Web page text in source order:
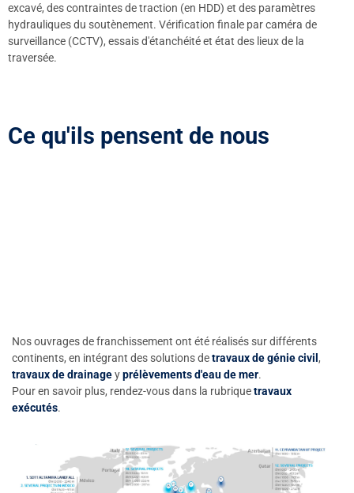
excavé, des contraintes de traction (en HDD) et des paramètres
hydrauliques du soutènement. Vérification finale par caméra de
surveillance (CCTV), essais d'étanchéité et état des lieux de la
traversée.
Ce qu'ils pensent de nous
Nos ouvrages de franchissement ont été réalisés sur différents
continents, en intégrant des solutions detravaux de génie civil ,
travaux de drainageyprélèvements d'eau de mer.
Pour en savoir plus, rendez-vous dans la rubriquetravaux
exécutés.